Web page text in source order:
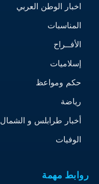
اخبار الوطن العربي
المناسبات
الأفــراح
إسلاميات
حكم ومواعظ
رياضة
أخبار طرابلس و الشمال
الوفيات
روابط مهمة